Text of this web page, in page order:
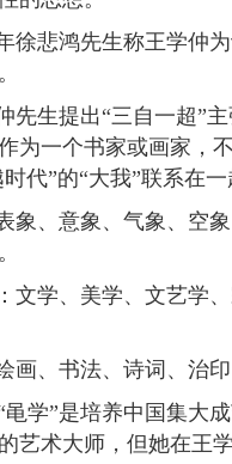
徐悲鸿先生称王学仲
先生提出“三自一超”
为一个书家或画家，
时代”的“大我”联系在一
象、意象、气象、空象
文学、美学、文艺学
画、书法、诗词、治
黾学”是培养中国集大
艺术大师，但她在王